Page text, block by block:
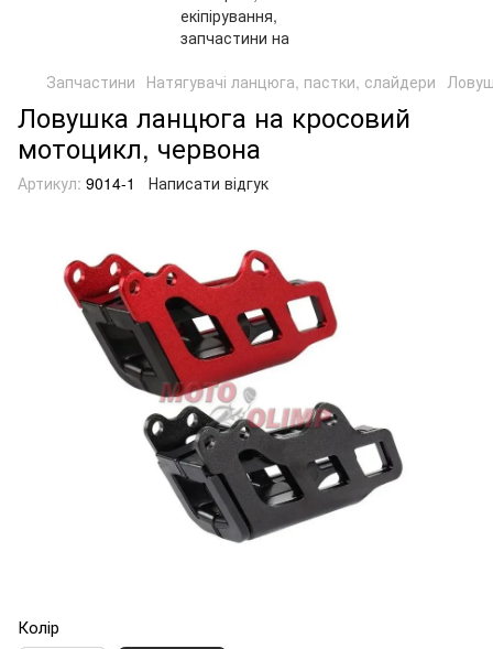
Запчастини Натягувачі ланцюга, пастки, слайдери
Ловушка ланцюга на кросовий
мотоцикл, червона
Артикул: 9014-1 Написати відгук
Колір